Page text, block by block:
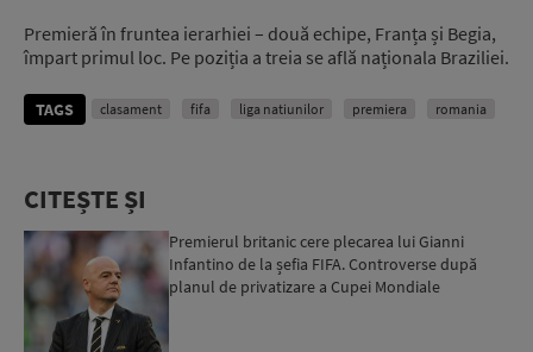
Premieră în fruntea ierarhiei – două echipe, Franța și Begia,
împart primul loc. Pe poziția a treia se află naționala Braziliei.
TAGS clasament fifa liga natiunilor premiera romania
CITEȘTE ȘI
Premierul britanic cere plecarea lui Gianni
Infantino de la șefia FIFA. Controverse după
planul de privatizare a Cupei Mondiale